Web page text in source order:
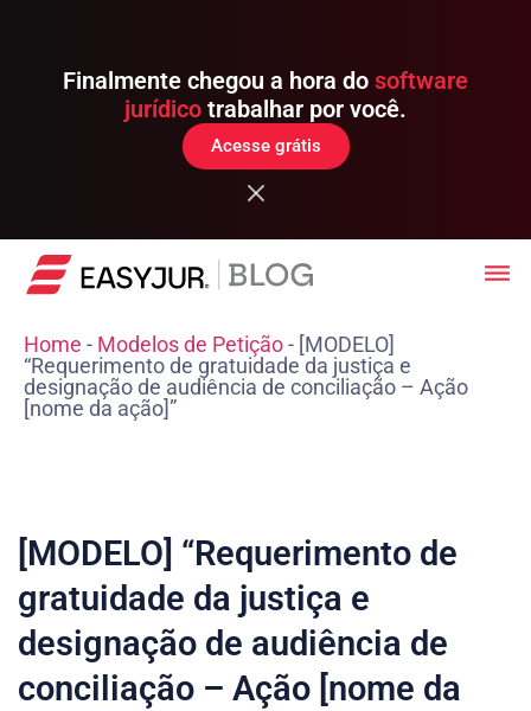
Finalmente chegou a hora do software
jurídico trabalhar por você.
Acesse grátis
Home - Modelos de Petição- [MODELO]
“Requerimento de gratuidade da justiça e
designação de audiência de conciliação – Ação
[nome da ação]”
[MODELO] “Requerimento de
gratuidade da justiça e
designação de audiência de
conciliação – Ação [nome da